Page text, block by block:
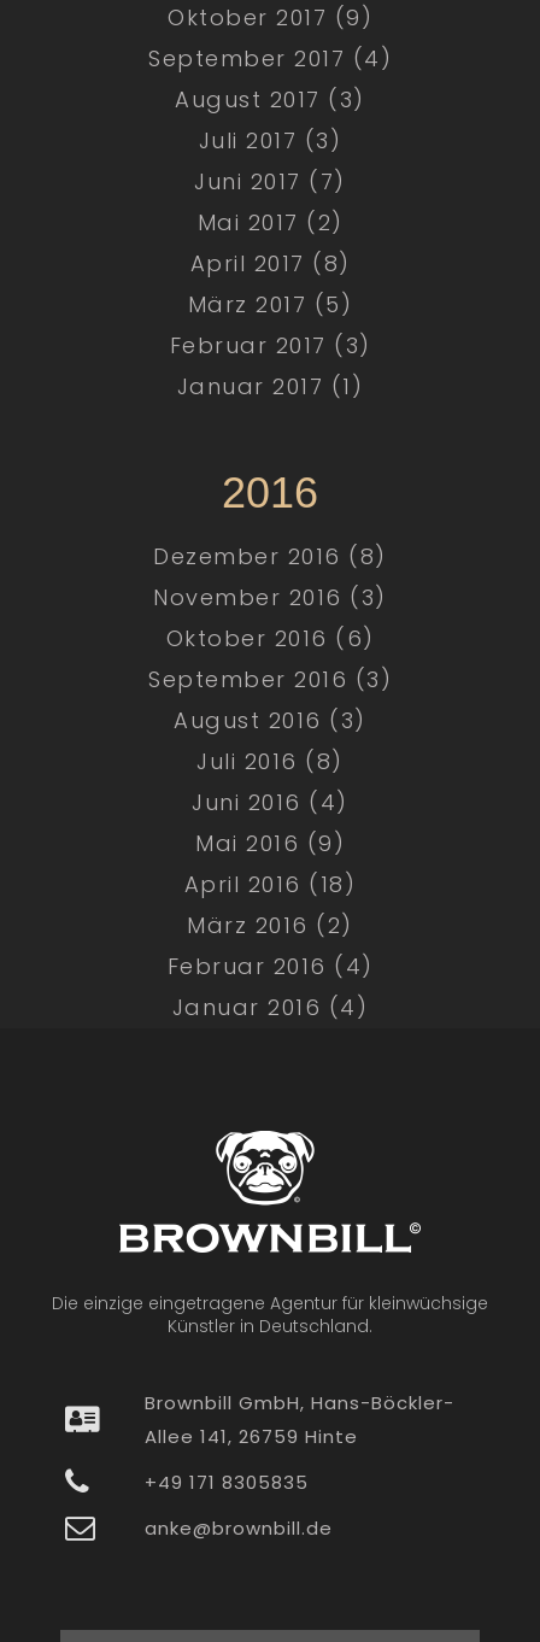
Oktober 2017 (9)
September 2017 (4)
August 2017 (3)
Juli 2017 (3)
Juni 2017 (7)
Mai 2017 (2)
April 2017 (8)
März 2017 (5)
Februar 2017 (3)
Januar 2017 (1)
2016
Dezember 2016 (8)
November 2016 (3)
Oktober 2016 (6)
September 2016 (3)
August 2016 (3)
Juli 2016 (8)
Juni 2016 (4)
Mai 2016 (9)
April 2016 (18)
März 2016 (2)
Februar 2016 (4)
Januar 2016 (4)
Die einzige eingetragene Agentur für kleinwüchsige
Künstler in Deutschland.
Brownbill GmbH, Hans-Böckler-
Allee 141, 26759 Hinte
+49 171 8305835
anke@brownbill.de